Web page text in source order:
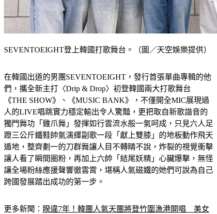
SEVENTOEIGHT登上韓國打歌舞台。（圖／天空娛樂提供）
在韓國出道的男團SEVENTOEIGHT，發行首張單曲專輯的他
們，攜全新主打〈Drip & Drop〉初登韓國兩大打歌舞台
《THE SHOW》、《MUSIC BANK》，不僅開全MIC展現過
人的LIVE唱跳實力穩定輸出令人驚豔，更把取自新歌諧音的
獨門舞功「雞爪舞」發揮如行雲流水般一氣呵成，只見六人足
蹬三公斤鐵鞋帥氣演繹副歌一段「獻上雙膝」的地板動作飛天
遁地，整齊劃一的刀群舞讓人目不轉睛不說，炸裂的視覺衝擊
讓人看了瞬間圈粉，再加上六帥「結尾妖精」心臟爆擊，無怪
讓全場粉絲應援聲響徹雲霄，堪稱人氣磁鐵的她們可說為自己
跨國發展踏出成功的第一步。
更多新聞： 睽違7年！韓團人氣天團將登竹圍漁港開唱　美女